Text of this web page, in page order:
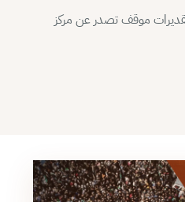
موقف تصدر عن مركز